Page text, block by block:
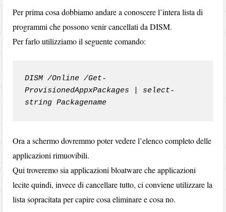
Per prima cosa dobbiamo andare a conoscere l’intera lista di
programmi che possono venir cancellati da DISM.
Per farlo utilizziamo il seguente comando:
DISM /Online /Get-
ProvisionedAppxPackages | select-
string Packagename
Ora a schermo dovremmo poter vedere l’elenco completo delle
applicazioni rimuovibili.
Qui troveremo sia applicazioni bloatware che applicazioni
lecite quindi, invece di cancellare tutto, ci conviene utilizzare la
lista sopracitata per capire cosa eliminare e cosa no.